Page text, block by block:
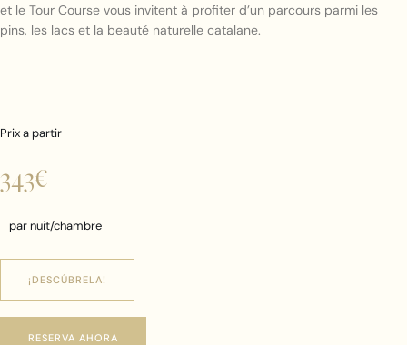
et le Tour Course vous invitent à profiter d’un parcours parmi les
pins, les lacs et la beauté naturelle catalane.
Prix a partir
343€
par nuit/chambre
¡DESCÚBRELA!
RESERVA AHORA